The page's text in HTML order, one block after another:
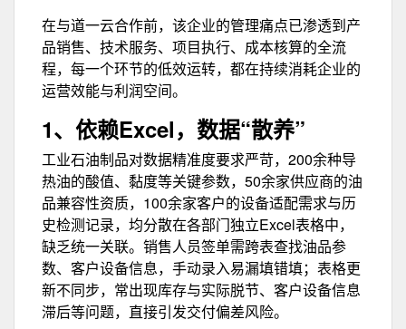
在与道一云合作前，该企业的管理痛点已渗透到产
品销售、技术服务、项目执行、成本核算的全流
程，每一个环节的低效运转，都在持续消耗企业的
运营效能与利润空间。
1、依赖Excel，数据“散养”
工业石油制品对数据精准度要求严苛，200余种导
热油的酸值、黏度等关键参数，50余家供应商的油
品兼容性资质，100余家客户的设备适配需求与历
史检测记录，均分散在各部门独立Excel表格中，
缺乏统一关联。销售人员签单需跨表查找油品参
数、客户设备信息，手动录入易漏填错填；表格更
新不同步，常出现库存与实际脱节、客户设备信息
滞后等问题，直接引发交付偏差风险。